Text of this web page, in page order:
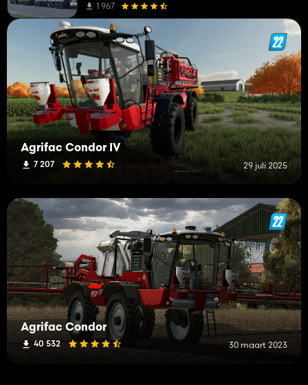
Agrifac Condor IV
7 207 29 juli 2025
Agrifac Condor
40 532 30 maart 2023
1 967